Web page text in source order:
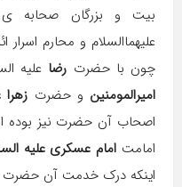
بیت و بزرگان
علیهماالسلام و محارم
چون با حضرت رضا علیه
امیرالمومنین و حضرت زهرا
اصحاب آن حضرت نیز بوده
امامت امام عسکری علیه
اینکه درک خدمت آن حضرت